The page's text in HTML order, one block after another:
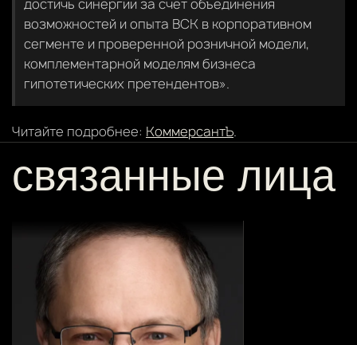
достичь синергии за счёт объединения
возможностей и опыта ВСК в корпоративном
сегменте и проверенной розничной модели,
комплементарной моделям бизнеса
гипотетических претендентов».
Читайте подробнее: КоммерсантЪ.
связанные лица